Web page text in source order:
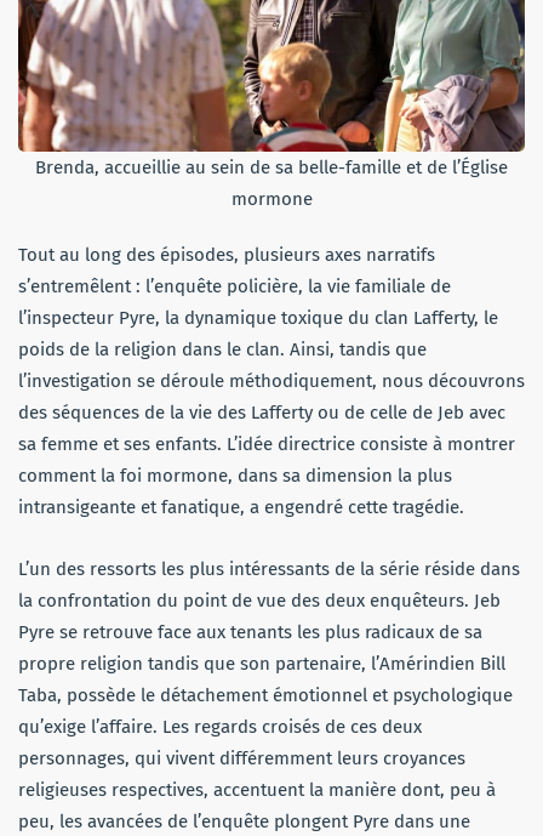
Brenda, accueillie au sein de sa belle-famille et de l’Église
mormone
Tout au long des épisodes, plusieurs axes narratifs
s’entremêlent : l’enquête policière, la vie familiale de
l’inspecteur Pyre, la dynamique toxique du clan Lafferty, le
poids de la religion dans le clan. Ainsi, tandis que
l’investigation se déroule méthodiquement, nous découvrons
des séquences de la vie des Lafferty ou de celle de Jeb avec
sa femme et ses enfants. L’idée directrice consiste à montrer
comment la foi mormone, dans sa dimension la plus
intransigeante et fanatique, a engendré cette tragédie.
L’un des ressorts les plus intéressants de la série réside dans
la confrontation du point de vue des deux enquêteurs. Jeb
Pyre se retrouve face aux tenants les plus radicaux de sa
propre religion tandis que son partenaire, l’Amérindien Bill
Taba, possède le détachement émotionnel et psychologique
qu’exige l’affaire. Les regards croisés de ces deux
personnages, qui vivent différemment leurs croyances
religieuses respectives, accentuent la manière dont, peu à
peu, les avancées de l’enquête plongent Pyre dans une